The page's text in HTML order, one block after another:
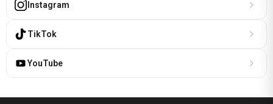
Instagram
TikTok
YouTube